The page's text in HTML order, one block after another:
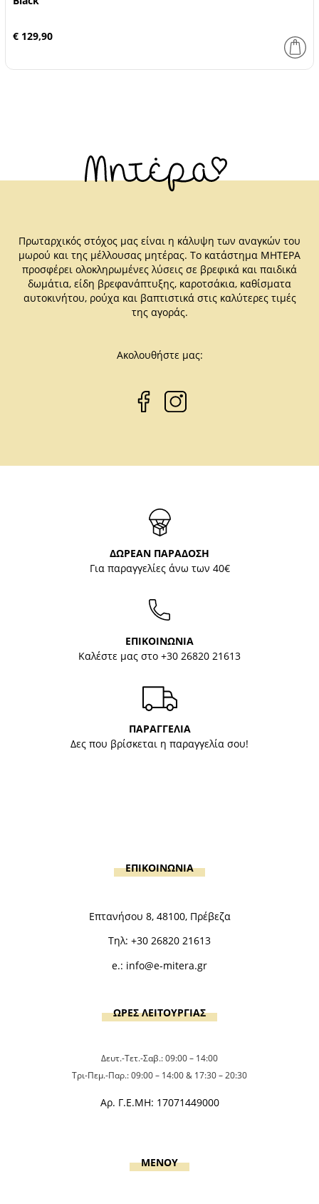
€ 129,90
Πρωταρχικός στόχος μας είναι η κάλυψη των αναγκών του
μωρού και της μέλλουσας μητέρας. Το κατάστημα ΜΗΤΕΡΑ
προσφέρει ολοκληρωμένες λύσεις σε βρεφικά και παιδικά
δωμάτια, είδη βρεφανάπτυξης, καροτσάκια, καθίσματα
αυτοκινήτου, ρούχα και βαπτιστικά στις καλύτερες τιμές
της αγοράς.
Ακολουθήστε μας:
ΔΩΡΕΑΝ ΠΑΡΑΔΟΣΗ
Για παραγγελίες άνω των 40€
ΕΠΙΚΟΙΝΩΝΙΑ
Καλέστε μας στο +30 26820 21613
ΠΑΡΑΓΓΕΛΙΑ
Δες που βρίσκεται η παραγγελία σου!
ΕΠΙΚΟΙΝΩΝΙΑ
Επτανήσου 8, 48100, Πρέβεζα
Τηλ: +30 26820 21613
e.: info@e-mitera.gr
ΩΡΕΣ ΛΕΙΤΟΥΡΓΙΑΣ
Δευτ.-Τετ.-Σαβ.: 09:00 – 14:00
Τρι-Πεμ.-Παρ.: 09:00 – 14:00 & 17:30 – 20:30
Αρ. Γ.Ε.ΜΗ: 17071449000
MENOY